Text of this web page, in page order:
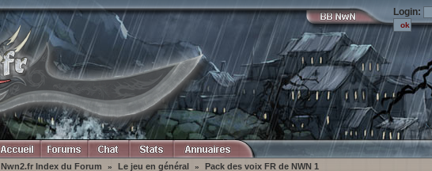
Login:
Nwn2.fr Index du Forum » Le jeu en général » Pack des voix FR de NWN 1